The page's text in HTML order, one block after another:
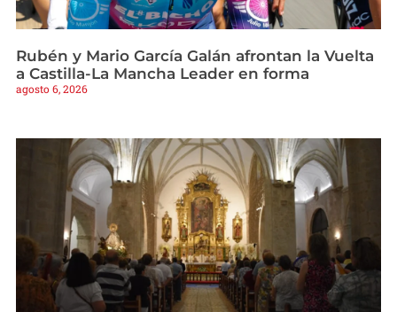
Rubén y Mario García Galán afrontan la Vuelta
a Castilla-La Mancha Leader en forma
agosto 6, 2026